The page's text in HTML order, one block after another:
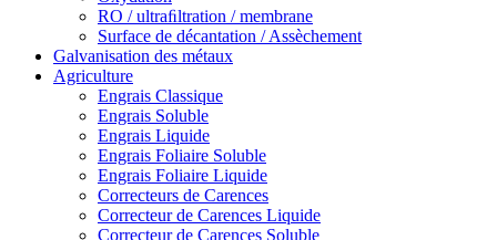
RO / ultraﬁltration / membrane
Surface de décantation / Assèchement
Galvanisation des métaux
Agriculture
Engrais Classique
Engrais Soluble
Engrais Liquide
Engrais Foliaire Soluble
Engrais Foliaire Liquide
Correcteurs de Carences
Correcteur de Carences Liquide
Correcteur de Carences Soluble